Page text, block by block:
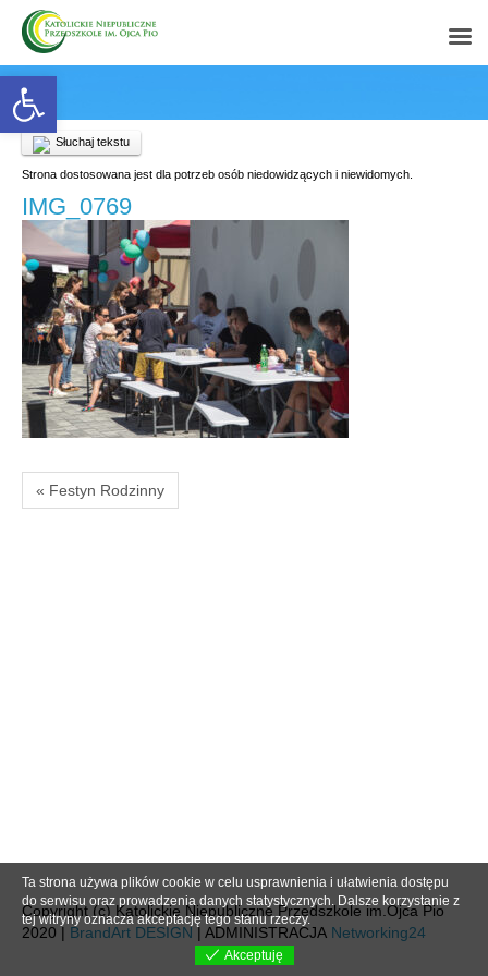
Open toolbar
Słuchaj tekstu
Strona dostosowana jest dla potrzeb osób niedowidzących i niewidomych.
IMG_0769
« Festyn Rodzinny
Copyright (c) Katolickie Niepubliczne Przedszkole im.Ojca Pio
2020 | BrandArt DESIGN | ADMINISTRACJA Networking24
Ta strona używa plików cookie w celu usprawnienia i ułatwienia dostępu
do serwisu oraz prowadzenia danych statystycznych. Dalsze korzystanie z
tej witryny oznacza akceptację tego stanu rzeczy.
Akceptuję